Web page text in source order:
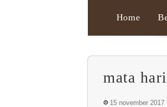
Home
mata
15 november 2017